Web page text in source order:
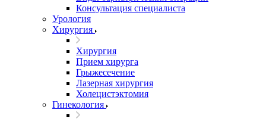
Консультация специалиста
Урология
Хирургия
Хирургия
Прием хирурга
Грыжесечение
Лазерная хирургия
Холецистэктомия
Гинекология